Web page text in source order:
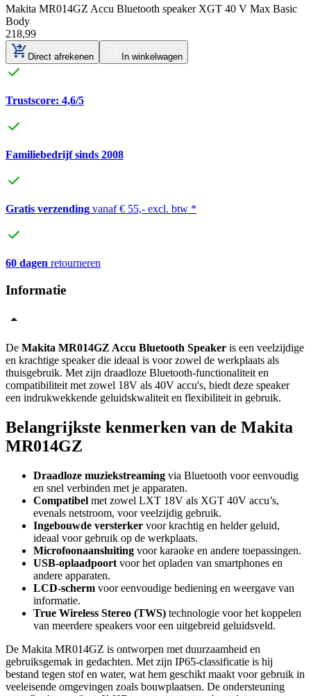
Makita MR014GZ Accu Bluetooth speaker XGT 40 V Max Basic
Body
218,99
Direct afrekenen In winkelwagen
Trustscore: 4,6/5
Familiebedrijf sinds 2008
Gratis verzending vanaf € 55,- excl. btw *
60 dagen retourneren
Informatie
De Makita MR014GZ Accu Bluetooth Speaker is een veelzijdige
en krachtige speaker die ideaal is voor zowel de werkplaats als
thuisgebruik. Met zijn draadloze Bluetooth-functionaliteit en
compatibiliteit met zowel 18V als 40V accu's, biedt deze speaker
een indrukwekkende geluidskwaliteit en flexibiliteit in gebruik.
Belangrijkste kenmerken van de Makita
MR014GZ
Draadloze muziekstreaming via Bluetooth voor eenvoudig
en snel verbinden met je apparaten.
Compatibel met zowel LXT 18V als XGT 40V accu’s,
evenals netstroom, voor veelzijdig gebruik.
Ingebouwde versterker voor krachtig en helder geluid,
ideaal voor gebruik op de werkplaats.
Microfoonaansluiting voor karaoke en andere toepassingen.
USB-oplaadpoort voor het opladen van smartphones en
andere apparaten.
LCD-scherm voor eenvoudige bediening en weergave van
informatie.
True Wireless Stereo (TWS) technologie voor het koppelen
van meerdere speakers voor een uitgebreid geluidsveld.
De Makita MR014GZ is ontworpen met duurzaamheid en
gebruiksgemak in gedachten. Met zijn IP65-classificatie is hij
bestand tegen stof en water, wat hem geschikt maakt voor gebruik in
veeleisende omgevingen zoals bouwplaatsen. De ondersteuning